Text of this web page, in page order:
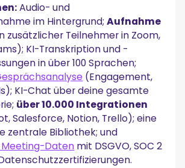
Audio- und
im Hintergrund;Aufnahme
zusätzlicher Teilnehmer in Zoom,
KI-Transkription und -
in über 100 Sprachen;
(Engagement,
KI-Chat über deine gesamte
über 10.000 Integrationen
Salesforce, Notion, Trello); eine
zentrale Bibliothek; und
Daten mit DSGVO, SOC 2